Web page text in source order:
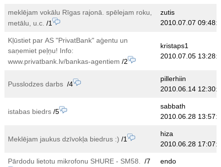
meklējam vokālu Rīgas rajonā. spēlejam roku,
metālu, u.c. /1
zutis
2010.07.07
Kļūstiet par АS "PrivatBank" aģentu un
saņemiet peļņu! Info:
www.privatbank.lv/bankas-agentiem /2
kristaps1
2010.07.05
Pusslodzes darbs /4
pillerhiin
2010.06.14
istabas biedrs/5
sabbath
2010.06.28
Meklējam jaukus dzīvokļa biedrus :) /1
hiza
2010.06.28
Pārdodu lietotu mikrofonu SHURE - SM58. /7
endo